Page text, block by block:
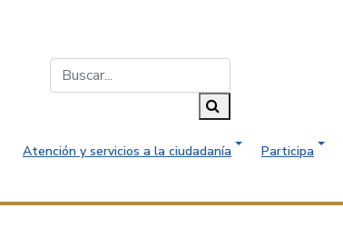
Atención y servicios a la ciudadanía Participa